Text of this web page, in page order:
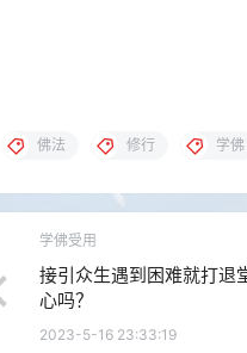
佛法 修行 学佛
学佛受用
接引众生遇到困难就打退
心吗？
2023-5-16 23:33:19